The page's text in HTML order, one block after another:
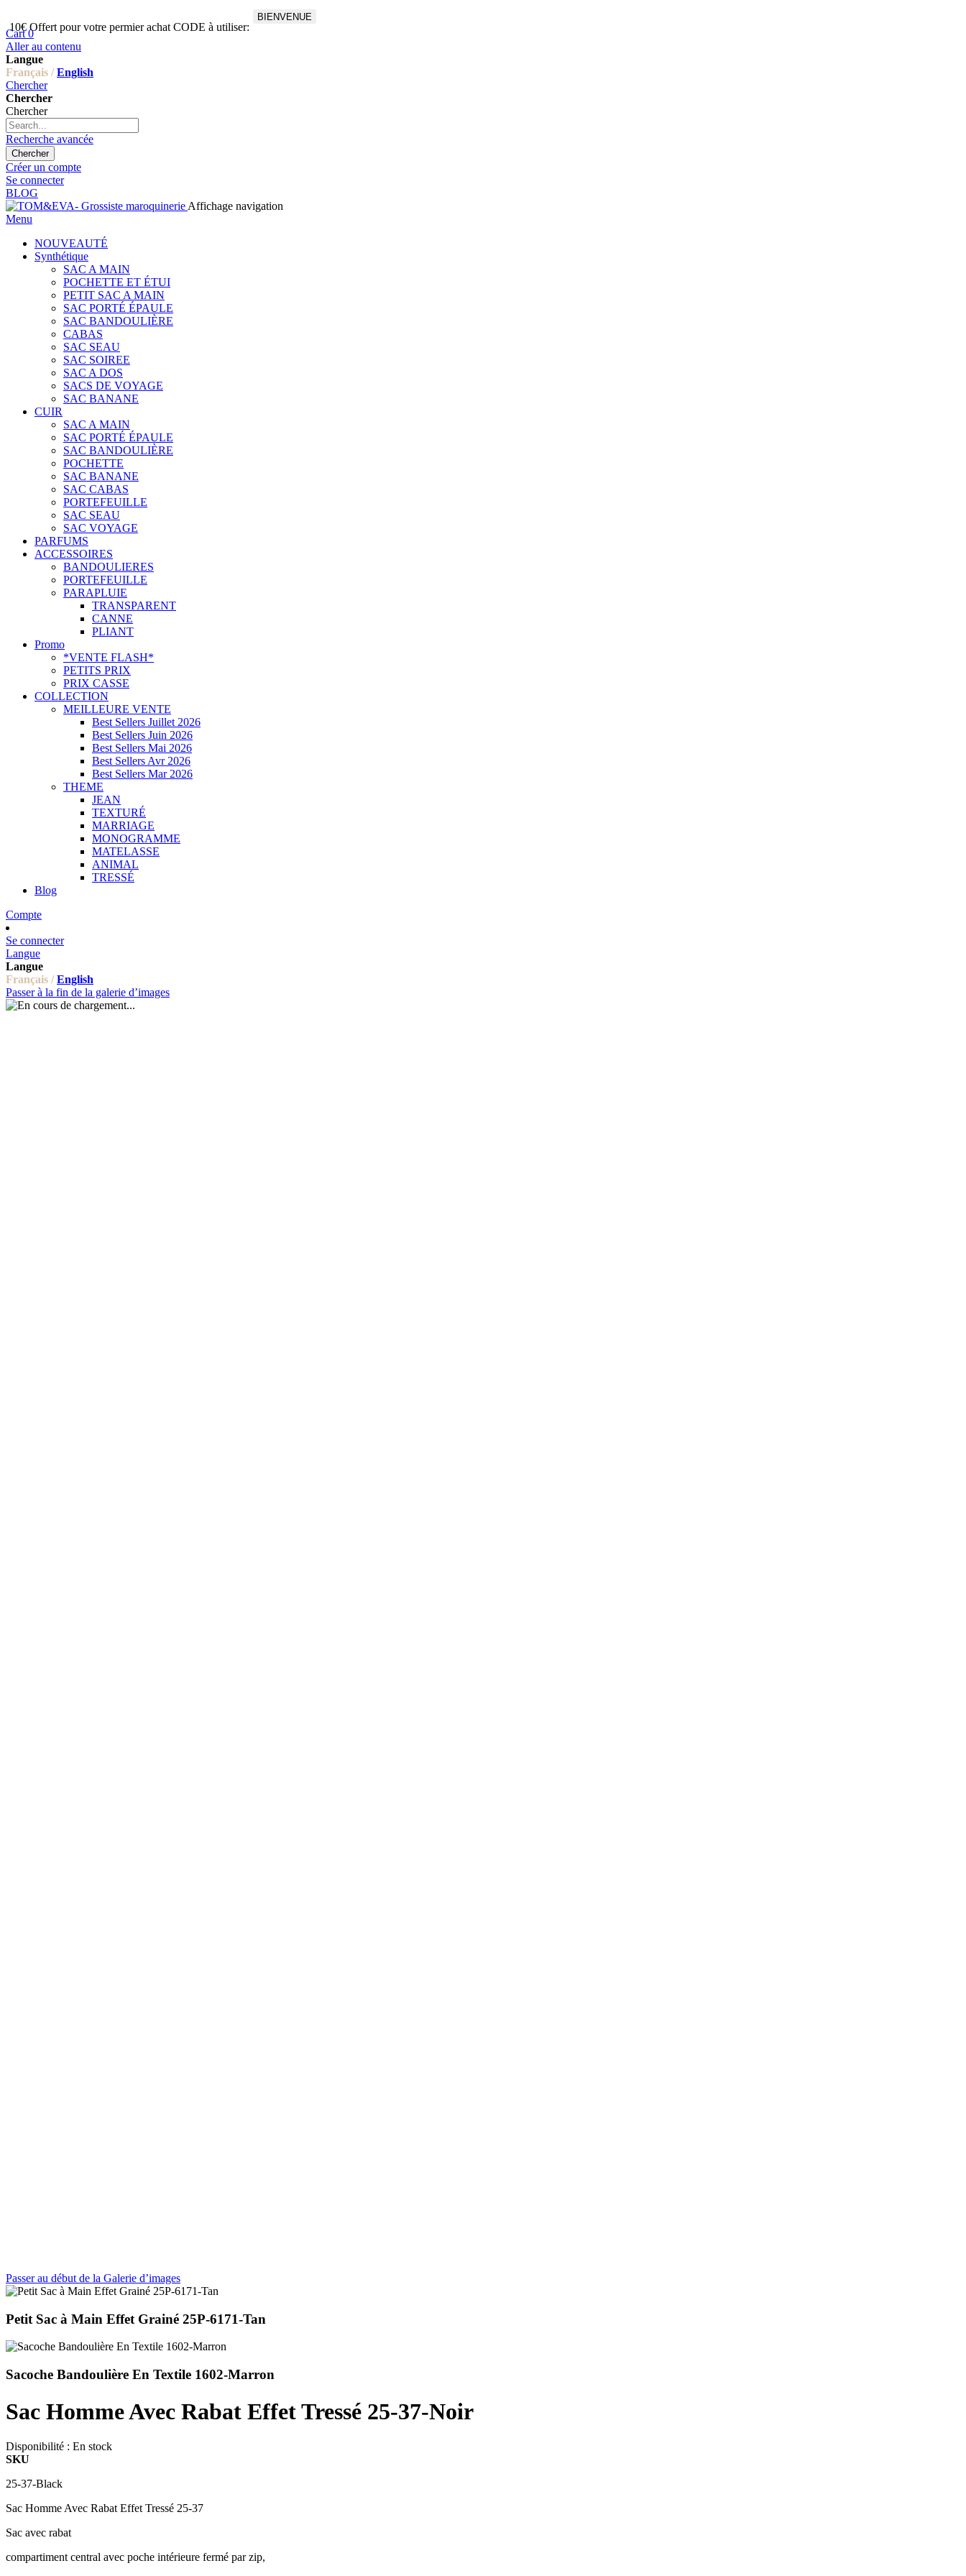
10€ Offert pour votre permier achat CODE à utiliser:
BIENVENUE
Cart 0
Aller au contenu
Langue
Français / English
Chercher
Chercher
Chercher
Recherche avancée
Chercher
Créer un compte
Se connecter
BLOG
Affichage navigation
Menu
NOUVEAUTÉ
Synthétique
SAC A MAIN
POCHETTE ET ÉTUI
PETIT SAC A MAIN
SAC PORTÉ ÉPAULE
SAC BANDOULIÈRE
CABAS
SAC SEAU
SAC SOIREE
SAC A DOS
SACS DE VOYAGE
SAC BANANE
CUIR
SAC A MAIN
SAC PORTÉ ÉPAULE
SAC BANDOULIÈRE
POCHETTE
SAC BANANE
SAC CABAS
PORTEFEUILLE
SAC SEAU
SAC VOYAGE
PARFUMS
ACCESSOIRES
BANDOULIERES
PORTEFEUILLE
PARAPLUIE
TRANSPARENT
CANNE
PLIANT
Promo
*VENTE FLASH*
PETITS PRIX
PRIX CASSE
COLLECTION
MEILLEURE VENTE
Best Sellers Juillet 2026
Best Sellers Juin 2026
Best Sellers Mai 2026
Best Sellers Avr 2026
Best Sellers Mar 2026
THEME
JEAN
TEXTURÉ
MARRIAGE
MONOGRAMME
MATELASSE
ANIMAL
TRESSÉ
Blog
Compte
Se connecter
Langue
Langue
Français / English
Passer à la fin de la galerie d’images
Passer au début de la Galerie d’images
Petit Sac à Main Effet Grainé 25P-6171-Tan
Sacoche Bandoulière En Textile 1602-Marron
Sac Homme Avec Rabat Effet Tressé 25-37-Noir
Disponibilité : En stock
SKU
25-37-Black
Sac Homme Avec Rabat Effet Tressé 25-37
Sac avec rabat
compartiment central avec poche intérieure fermé par zip,